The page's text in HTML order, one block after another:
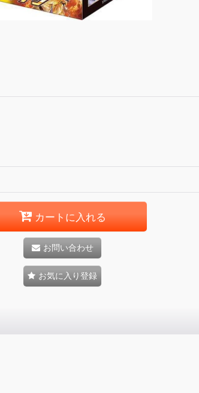
カートに入れる
お問い合わせ
お気に入り登録